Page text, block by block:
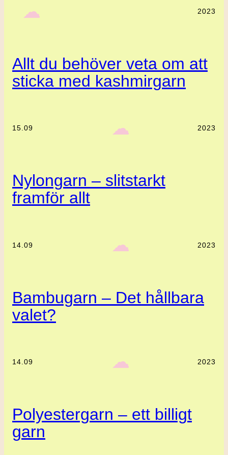
‎ ‎‎ ☁︎‎‎ 2023
Allt du behöver veta om att
sticka med kashmirgarn
15.09 ‎ ‎‎ ☁︎‎‎ 2023
Nylongarn – slitstarkt
framför allt
14.09 ‎ ‎‎ ☁︎‎‎ 2023
Bambugarn – Det hållbara
valet?
14.09 ‎ ‎‎ ☁︎‎‎ 2023
Polyestergarn – ett billigt
garn